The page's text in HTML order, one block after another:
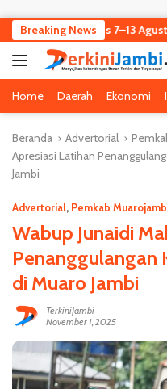
Breaking News
Turun Tipis 7–13 Agustus
Home Daerah Ekonomi
Beranda Advertorial
Apresiasi Latihan
Jambi
Advertorial, Pemkab
Wabup Junaidi
Penanggulangan
di Muaro Jambi
TerkiniJambi
November 1, 2025